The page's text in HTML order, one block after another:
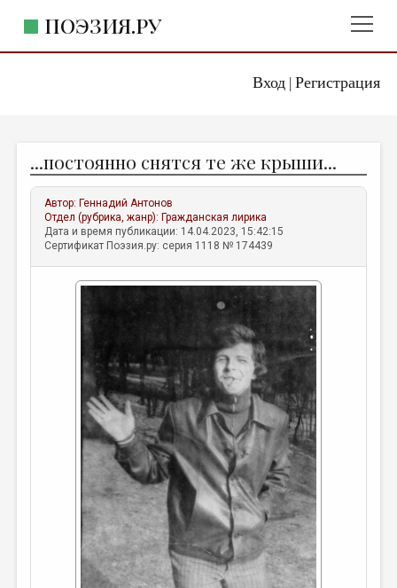
Вход| Регистрация
ПОЭЗИЯ.РУ
ЖАНРЫ
АВТОРЫ
КОММЕНТАРИИ
ЛИТСАЛОН
ПРАВИЛА САЙТА
ОТДЕЛЫ И РУБРИКИ
ИЗБРАННОЕ
ДАЙДЖЕСТ
ПРОИЗВЕДЕНИЯ
ПЕРЕВОДЫ
КОНКУРСЫ
ДЕТСКАЯ КОМНАТА
КНИЖНАЯ ПОЛКА
...постоянно снятся те же крыши...
Автор: Геннадий Антонов
Отдел (рубрика, жанр): Гражданская лирика
Дата и время публикации: 14.04.2023, 15:42:15
Сертификат Поэзия.ру: серия 1118 № 174439